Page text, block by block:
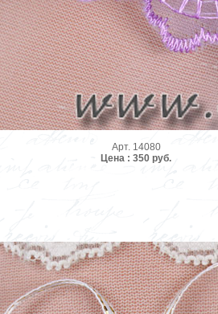
Арт. 14080
Цена : 350 руб.